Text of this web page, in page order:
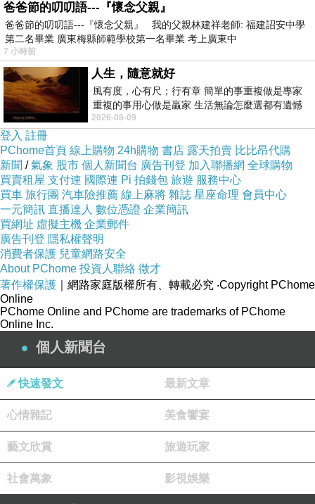
那麼努力做了這件事，又為了每週的偏
鄉教學付出那麼多心力，給她上台的機
會又何妨？
可是助理希望我也能一起去，她打電話
去主辦單位拜託，看能否讓三個人一起
去。最後可能因為太多人打了相同的電
話，主辦單位決定增加為最多三個人出
席頒獎典禮。但後來老闆竟然說他不要
出席頒獎典禮，要給負責該子計劃的協
同主持人去。原本我還是想讓助理跟該
協同主持人一起去接受頒獎就好，但該
主持人是一位厚道的人，是因為老闆要
他去領獎，他才必須出席，不是故意要
領這個獎，所以他一直鼓吹我也要參
加，最後我就答應了。
頒獎典禮當天，同校另外兩個計畫也得
獎，他們都只有一人出席，所以那個計
爸爸節的叨叨語---『懷念父親』
爸爸節的叨叨語---『懷念父親』 我的父親林建祥老師: 福建詔安中學
第二名畢業 廣東梅縣師範學校第一名畢業 考上廣東中
7 小時前
人生，隨意就好
風有度，心有尺；行有章 簡單的事重複做是專家
重複的事用心做是贏家 生活無論怎麼選都有遺憾
所以開心就好 生活不會辜負認真
2026-08-09
登入 註冊
PChome首頁 線上購物 24h購物 書店 露天拍賣 比比昂代購
新聞 /氣象 股市 個人新聞台 廣告刊登 加入聯播網 全球購物
買賣租屋 支付連 國際連 Pi 拍錢包 旅遊 服務中心
買車 旅行團 汽車險推薦 線上麻將 雜誌 星座命理 會員中心
一元簡訊 直播達人 數位憑證 企業簡訊
買網址 虛擬主機 企業郵件
廣告刊登 隱私權聲明
消費者保護 兒童網路安全
About PChome 投資人聯絡 徵才
著作權保護 ｜網路家庭版權所有、轉載必究 ‧Copyright PChome
Online
PChome Online and PChome are trademarks of PChome
Online Inc.
個人新聞台
快速發文 最新文章
心情雜記 美食饗宴
藝文欣賞 旅遊玩家
社會萬象 影視娛樂